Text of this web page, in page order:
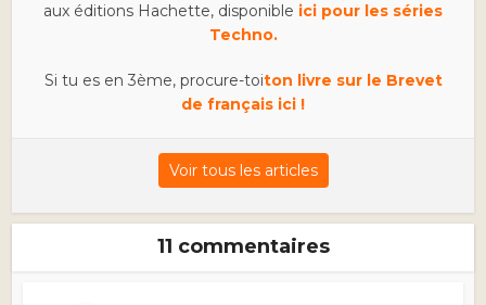
aux éditions Hachette, disponible ici pour les séries
Techno.
Si tu es en 3ème, procure-toiton livre sur le Brevet
de français ici !
Voir tous les articles
11 commentaires